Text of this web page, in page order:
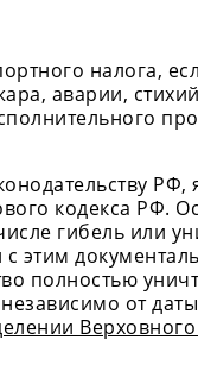
налога,
аварии,
РФ,
кодекса РФ.
гибель или
этим
полностью
от